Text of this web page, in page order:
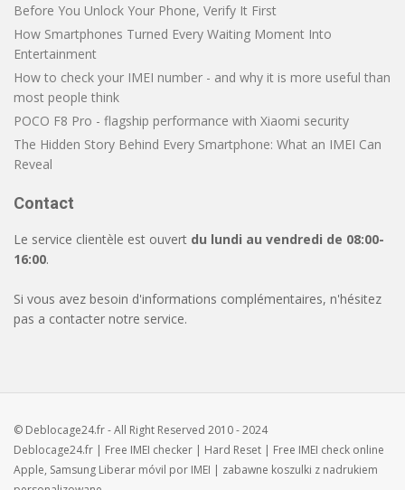
Before You Unlock Your Phone, Verify It First
How Smartphones Turned Every Waiting Moment Into
Entertainment
How to check your IMEI number - and why it is more useful than
most people think
POCO F8 Pro - flagship performance with Xiaomi security
The Hidden Story Behind Every Smartphone: What an IMEI Can
Reveal
Contact
Le service clientèle est ouvert du lundi au vendredi de 08:00-
16:00.
Si vous avez besoin d'informations complémentaires, n'hésitez
pas a contacter notre service.
© Deblocage24.fr - All Right Reserved 2010 - 2024
Deblocage24.fr | Free IMEI checker | Hard Reset | Free IMEI check online
Apple, Samsung Liberar móvil por IMEI | zabawne koszulki z nadrukiem